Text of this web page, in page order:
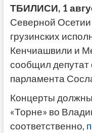
ТБИЛИСИ, 1
Северной
грузинских
Кенчиашвили и
сообщил депутат
парламента
Концерты
«Торне» во
соответственно,